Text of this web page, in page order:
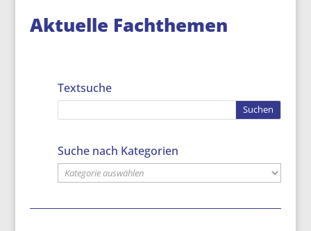
Aktuelle Fachthemen
Textsuche
Suche nach Kategorien
Suche
nach